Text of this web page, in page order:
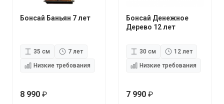
Бонсай Баньян 7 лет
35 см
7 лет
Низкие требования
8 990
Бонсай Денежное
Дерево 12 лет
30 см
12 лет
Низкие требования
7 990